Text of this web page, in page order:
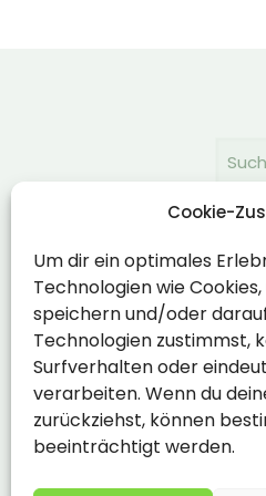
Cookie-
Um dir ein optimales
Technologien wie
speichern und/oder
Technologien zustimmst,
Surfverhalten oder
verarbeiten. Wenn du
zurückziehst, können
beeinträchtigt werden.